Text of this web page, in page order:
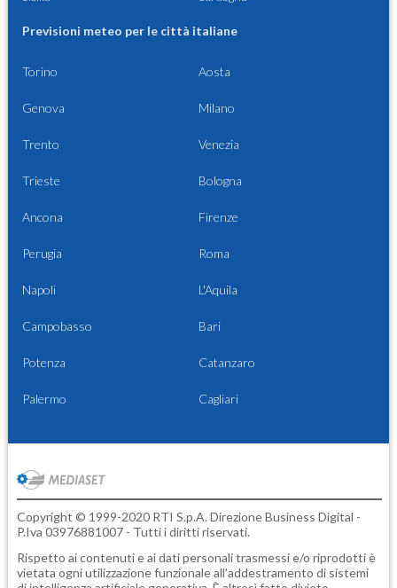
Previsioni meteo per le città italiane
Torino Aosta
Genova Milano
Trento Venezia
Trieste Bologna
Ancona Firenze
Perugia Roma
Napoli L'Aquila
Campobasso Bari
Potenza Catanzaro
Palermo Cagliari
Copyright © 1999-2020 RTI S.p.A. Direzione Business Digital -
P.Iva 03976881007 - Tutti i diritti riservati.
Rispetto ai contenuti e ai dati personali trasmessi e/o riprodotti è
vietata ogni utilizzazione funzionale all'addestramento di sistemi